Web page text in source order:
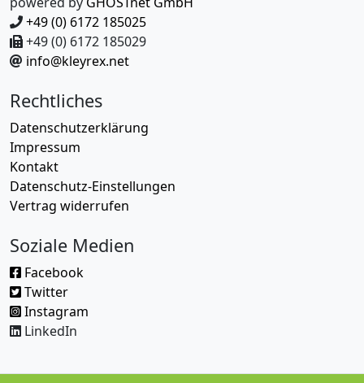
+49 (0) 6172 185025
+49 (0) 6172 185029
info@kleyrex.net
Rechtliches
Datenschutzerklärung
Impressum
Kontakt
Datenschutz-Einstellungen
Vertrag widerrufen
Soziale Medien
Facebook
Twitter
Instagram
LinkedIn